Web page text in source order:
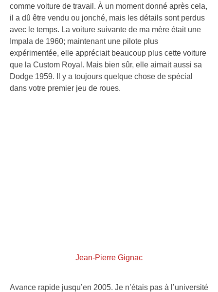
comme voiture de travail. À un moment donné après cela,
il a dû être vendu ou jonché, mais les détails sont perdus
avec le temps. La voiture suivante de ma mère était une
Impala de 1960; maintenant une pilote plus
expérimentée, elle appréciait beaucoup plus cette voiture
que la Custom Royal. Mais bien sûr, elle aimait aussi sa
Dodge 1959. Il y a toujours quelque chose de spécial
dans votre premier jeu de roues.
Jean-Pierre Gignac
Avance rapide jusqu’en 2005. Je n’étais pas à l’université